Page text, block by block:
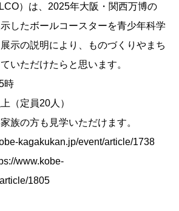
）は、2025年大阪・関西万博の
示したボールコースターを青少年科学
示の説明により、ものづくりやまち
いただけたらと思います。
時
（定員20人）
方も見学いただけます。
kagakukan.jp/event/article/1738
www.kobe-
1805